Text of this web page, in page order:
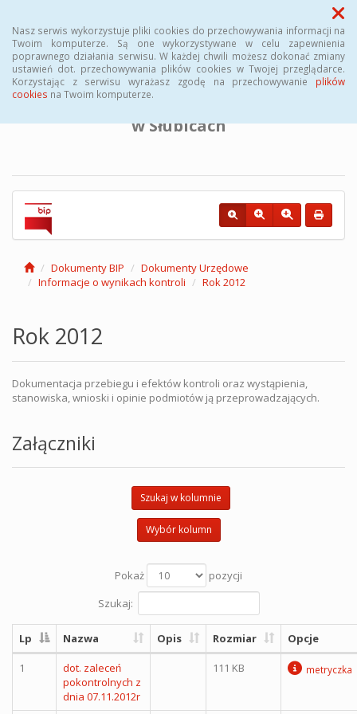
Nasz serwis wykorzystuje pliki cookies do przechowywania informacji na
Twoim komputerze. Są one wykorzystywane w celu zapewnienia
poprawnego działania serwisu. W każdej chwili możesz dokonać zmiany
ustawień dot. przechowywania plików cookies w Twojej przeglądarce.
Korzystając z serwisu wyrażasz zgodę na przechowywanie plików
cookies na Twoim komputerze.
Menu
BIULETYN INFORMACJI PUBLICZNEJ
Powiatowego Urzędu Pracy
w Słubicach
Dokumenty BIP
Dokumenty Urzędowe
Informacje o wynikach kontroli
Rok 2012
Rok 2012
Dokumentacja przebiegu i efektów kontroli oraz wystąpienia,
stanowiska, wnioski i opinie podmiotów ją przeprowadzających.
Załączniki
Szukaj w kolumnie
Wybór kolumn
Pokaż
pozycji
Szukaj:
Lp Nazwa Opis Rozmiar Opcje
1
dot. zaleceń
pokontrolnych z
dnia 07.11.2012r
111 KB metryczka